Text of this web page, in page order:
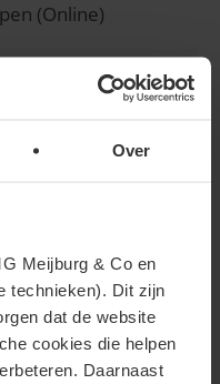
Over
Meijburg & Co en
technieken). Dit zijn
dat de website
cookies die helpen
Daarnaast
(Online)
AI Tax
case(s).
in prompting,